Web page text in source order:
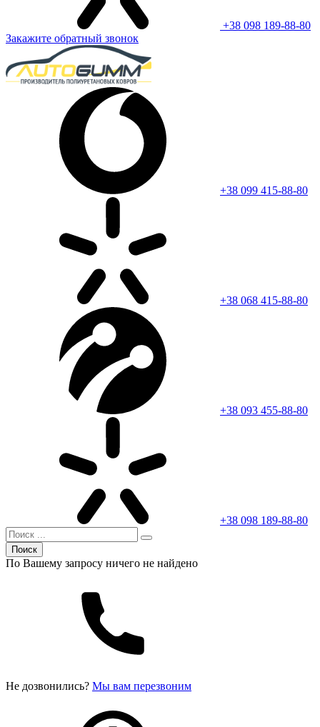
+38 098 189-88-80
Закажите обратный звонок
+38 099 415-88-80
+38 068 415-88-80
+38 093 455-88-80
+38 098 189-88-80
Поиск
По Вашему запросу ничего не найдено
Не дозвонились? Мы вам перезвоним